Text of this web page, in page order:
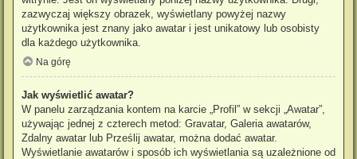
zazwyczaj większy obrazek, wyświetlany powyżej nazwy
użytkownika jest znany jako awatar i jest unikatowy lub osobisty
dla każdego użytkownika.
Na górę
Jak wyświetlić awatar?
W panelu zarządzania kontem na karcie „Profil” w sekcji „Awatar”,
używając jednej z czterech metod: Gravatar, Galeria awatarów,
Zdalny awatar lub Prześlij awatar, można dodać awatar.
Wyświetlanie awatarów i sposób ich wyświetlania są uzależnione od